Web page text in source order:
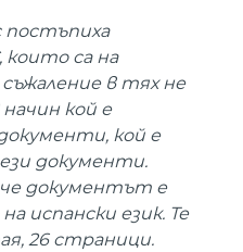
постъпиха
са на
съжаление в тях не
кой е
кой е
документи.
документът е
испански език. Те
26 страници.